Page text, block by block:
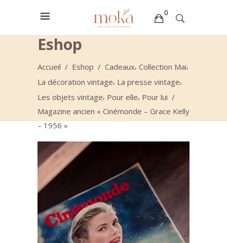
0
Votre sélection est vide
Eshop
Accueil / Eshop / Cadeaux, Collection Mai,
La décoration vintage, La presse vintage,
Les objets vintage, Pour elle, Pour lui /
Magazine ancien « Cinémonde – Grace Kelly
– 1956 »